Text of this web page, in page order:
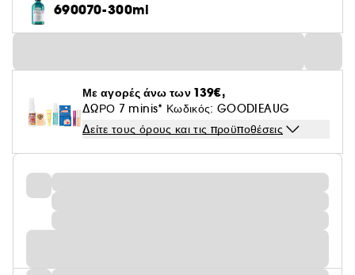
690070-300ml
Με αγορές άνω των 139€,
ΔΩΡΟ 7 minis* Κωδικός: GOODIEAUG
Δείτε τους όρους και τις προϋποθέσεις